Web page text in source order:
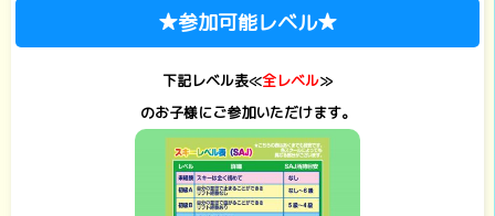
★参加可能レベル★
下記レベル表≪全レベル≫
のお子様にご参加いただけます。